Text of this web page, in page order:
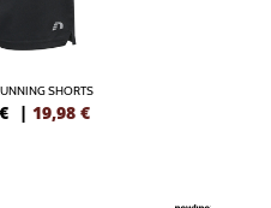
SHORTS
| 19,98 €